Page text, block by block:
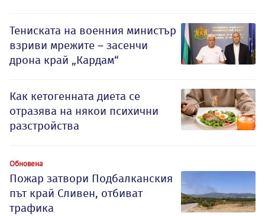
Тениската на военния министър
взриви мрежите – засенчи
дрона край „Кардам“
Как кетогенната диета се
отразява на някои психични
разстройства
Обновена
Пожар затвори Подбалканския
път край Сливен, отбиват
трафика